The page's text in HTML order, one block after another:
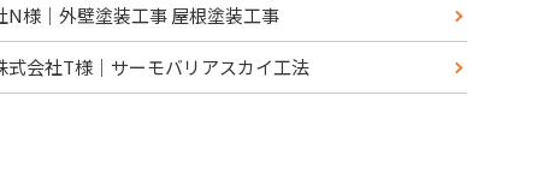
N様｜外壁塗装工事 屋根塗装工事
会社T様｜サーモバリアスカイ工法